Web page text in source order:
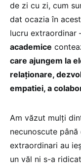
de zi cu zi, cum
dat ocazia în
lucru extraordinar
academice
care ajungem la
relaționare,
empatiei, a
Am văzut mulți
necunoscute
extraordinari au
un văl ni s-a